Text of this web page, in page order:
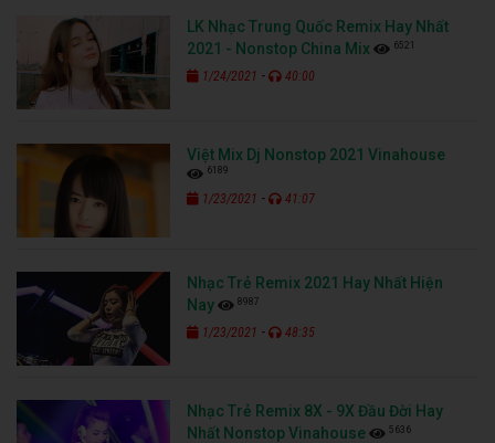
LK Nhạc Trung Quốc Remix Hay Nhất
2021 - Nonstop China Mix
6521
1/24/2021 - 40:00
Việt Mix Dj Nonstop 2021 Vinahouse
6189
1/23/2021 - 41:07
Nhạc Trẻ Remix 2021 Hay Nhất Hiện
Nay
8987
1/23/2021 - 48:35
Nhạc Trẻ Remix 8X - 9X Đầu Đời Hay
Nhất Nonstop Vinahouse
5636